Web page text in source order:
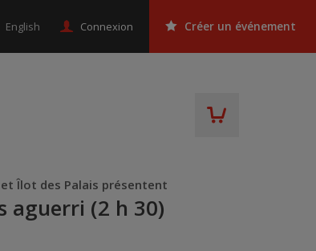
English Connexion Créer un événement
Îlot des Palais présentent
aguerri (2 h 30)